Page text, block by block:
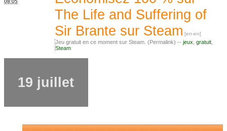
08:05
The Life and Suffering of
Sir Brante sur Steam
Jeu gratuit en ce moment sur Steam. (Permalink) -- jeux gratuit
Steam
19 juillet